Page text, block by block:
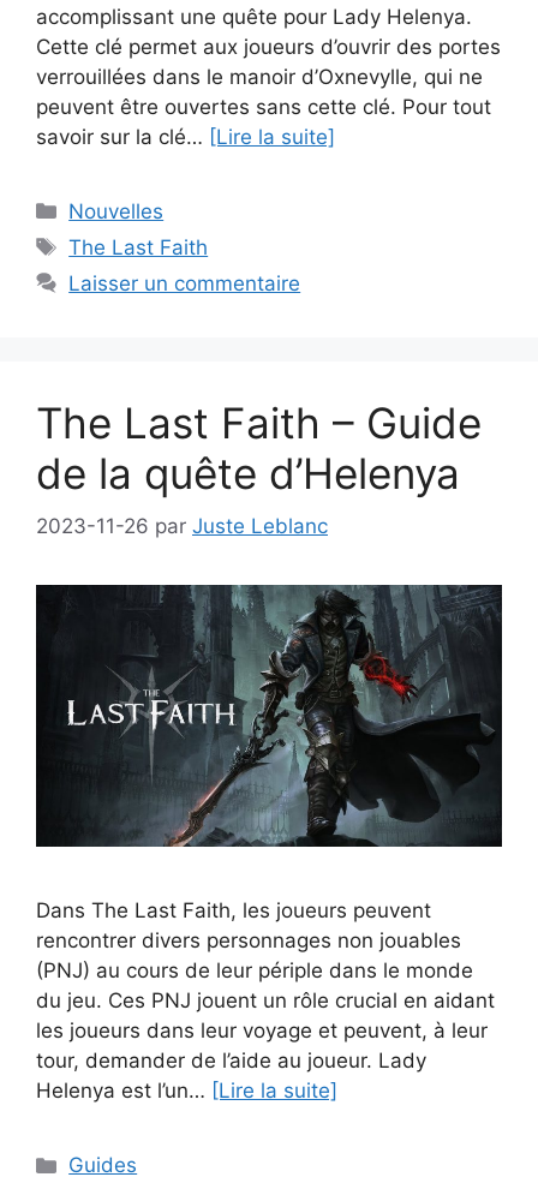
accomplissant une quête pour Lady Helenya.
Cette clé permet aux joueurs d’ouvrir des portes
verrouillées dans le manoir d’Oxnevylle, qui ne
peuvent être ouvertes sans cette clé. Pour tout
savoir sur la clé… [Lire la suite]
Catégories
Nouvelles
Étiquettes
The Last Faith
Laisser un commentaire
The Last Faith – Guide
de la quête d’Helenya
2023-11-26 par Juste Leblanc
Dans The Last Faith, les joueurs peuvent
rencontrer divers personnages non jouables
(PNJ) au cours de leur périple dans le monde
du jeu. Ces PNJ jouent un rôle crucial en aidant
les joueurs dans leur voyage et peuvent, à leur
tour, demander de l’aide au joueur. Lady
Helenya est l’un… [Lire la suite]
Catégories
Guides